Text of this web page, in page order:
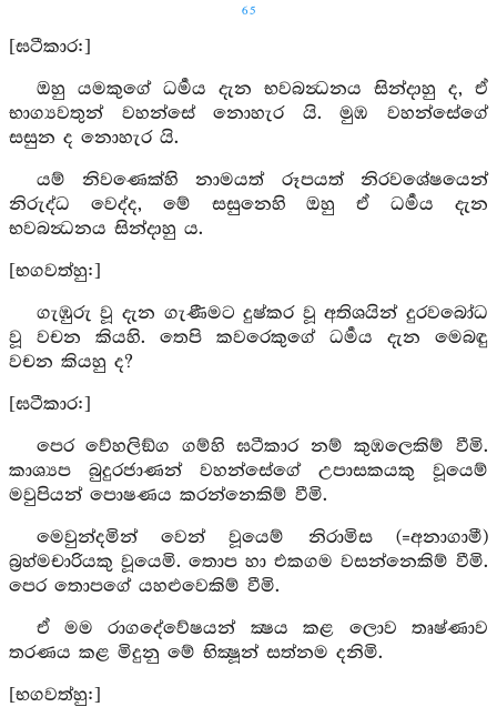
65
[ඝටීකාර:]
ඔහු යමකුගේ ධර්‍මය දැන භවබන්‍ධනය සින්දාහු ද, ඒ
භාග්‍යවතුන් වහන්සේ නොහැර යි. මුඹ වහන්සේගේ
සසුන ද නොහැර යි.
යම් නිවණෙක්හි නාමයත් රූපයත් නිරවශේෂයෙන්
නිරුද්ධ වෙද්ද, මේ සසුනෙහි ඔහු ඒ ධර්‍මය දැන
භවබන්‍ධනය සින්දාහු ය.
[භගවත්හු:]
ගැඹුරු වූ දැන ගැණීමට දුෂ්කර වූ අතිශයින් දුරවබෝධ
වූ වචන කියහි. තෙපි කවරෙකුගේ ධර්‍මය දැන මෙබඳු
වචන කියහු ද?
[ඝටීකාර:]
පෙර වේහලිඞ්ග ගම්හි ඝටීකාර නම් කුඹලෙකිම් වීමි.
කාශ්‍යප බුදුරජාණන් වහන්සේගේ උපාසකයකු වූයෙම්
මවුපියන් පොෂණය කරන්නෙකිම් වීමි.
මෙවුන්දමින් වෙන් වූයෙම් නිරාමිස (=අනාගාමී)
බ්‍රහ්මචාරියකු වූයෙමි. තොප හා එකගම වසන්නෙකිම් වීමි.
පෙර තොපගේ යහළුවෙකිම් වීමි.
ඒ මම රාගදේවේෂයන් ක්‍ෂය කළ ලොව තෘෂ්ණාව
තරණය කළ මිදුනු මේ භික්‍ෂූන් සත්නම දනිමි.
[භගවත්හු:]